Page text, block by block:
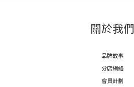
關於我們
品牌故事
分店網絡
會員計劃